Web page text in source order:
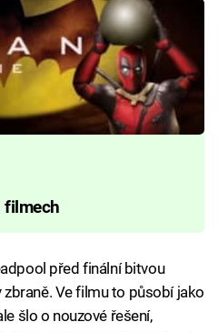
filmech
před finální bitvou
Ve filmu to působí jako
šlo o nouzové řešení,